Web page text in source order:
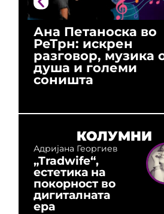
Ана Петаноска во
РеТрн: искрен
разговор, музика
душа и големи
соништа
КОЛУМНИ
Адријана Георгиев
„Tradwife“,
естетика на
покорност во
дигиталната
ера